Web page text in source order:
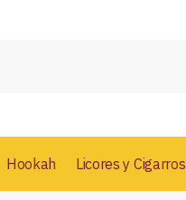
Hookah Licores y Cigarros